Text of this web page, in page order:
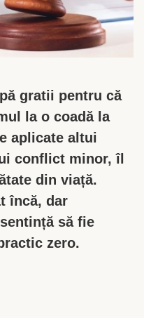
gratii pentru că
la o coadă la
aplicate altui
conflict minor, îl
din viață.
încă, dar
să fie
zero.